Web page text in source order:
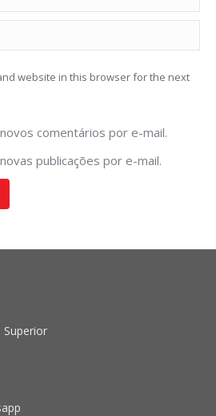
website in this browser for the next
comentários por e-mail.
publicações por e-mail.
Superior